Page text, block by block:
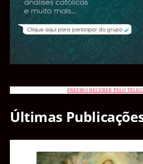
PREFIRO RECEBER PELO
Últimas